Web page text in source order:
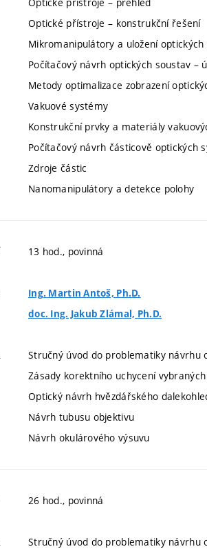
Optické přístroje – konstrukční řešení
Mikromanipulátory a uložení optických
Počítačový návrh optických soustav –
Metody optimalizace zobrazení
Vakuové systémy
Konstrukční prvky a materiály
Počítačový návrh částicově optických
Zdroje částic
Nanomanipulátory a detekce polohy
13 hod., povinná
Ing. Martin Antoš, Ph.D.
doc. Ing. Jakub Zlámal, Ph.D.
Stručný úvod do problematiky návrhu
Zásady korektního uchycení
Optický návrh hvězdářského
Návrh tubusu objektivu
Návrh okulárového výsuvu
26 hod., povinná
Stručný úvod do problematiky návrhu